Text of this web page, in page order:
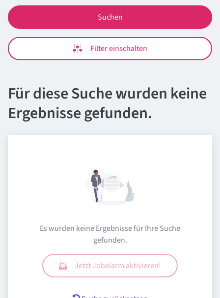
Suchen
Filter einschalten
Für diese Suche wurden keine
Ergebnisse gefunden.
Es wurden keine Ergebnisse für Ihre Suche
gefunden.
Jetzt Jobalarm aktivieren!